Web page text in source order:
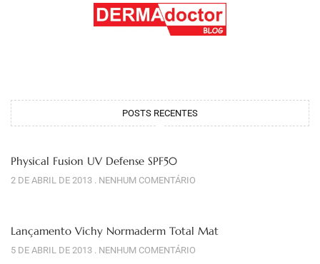
POSTS RECENTES
Physical Fusion UV Defense SPF50
2 DE ABRIL DE 2013 NENHUM COMENTÁRIO
Lançamento Vichy Normaderm Total Mat
5 DE ABRIL DE 2013 NENHUM COMENTÁRIO